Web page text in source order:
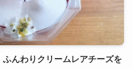
ふんわりクリームレアチーズを